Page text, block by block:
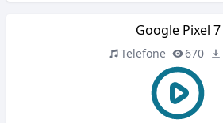
Google Pixel 7
Telefone 670